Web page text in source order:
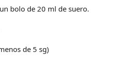
bolo de 20 ml de suero.
de 5 sg)